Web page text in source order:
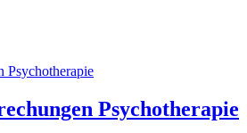
Psychotherapie
Psychotherapie